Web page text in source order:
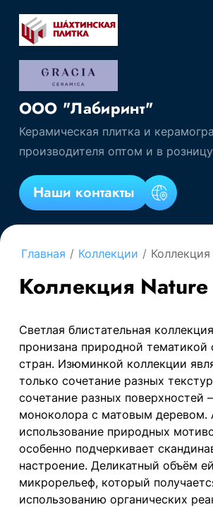
ООО "Лабиринт"
Керамическая плитка и
производителя оптом и в розницу
Наши контакты
Главная / Коллекции /
Коллекция Nature
Светлая блистательная
пронизана природной тематикой
стран. Изюминкой коллекции
только сочетание разных
сочетание разных поверхностей
моноколора с матовым деревом.
использование природных
особенно подчеркивает
настроение. Деликатный объём
микрорельеф, который
использованию органических